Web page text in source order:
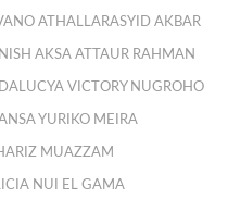
ATHALLARASYID AKBAR
AKSA ATTAUR RAHMAN
VICTORY NUGROHO
YURIKO MEIRA
MUAZZAM
NUI EL GAMA